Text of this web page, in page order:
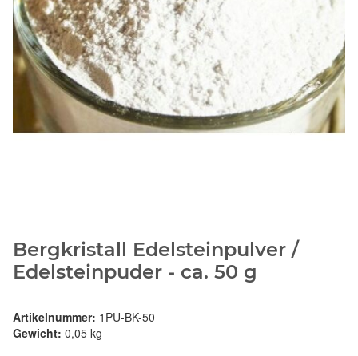
Bergkristall Edelsteinpulver /
Edelsteinpuder - ca. 50 g
Artikelnummer: 1PU-BK-50
Gewicht: 0,05 kg